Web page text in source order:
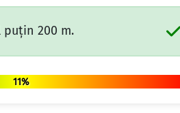
200 m.
11%